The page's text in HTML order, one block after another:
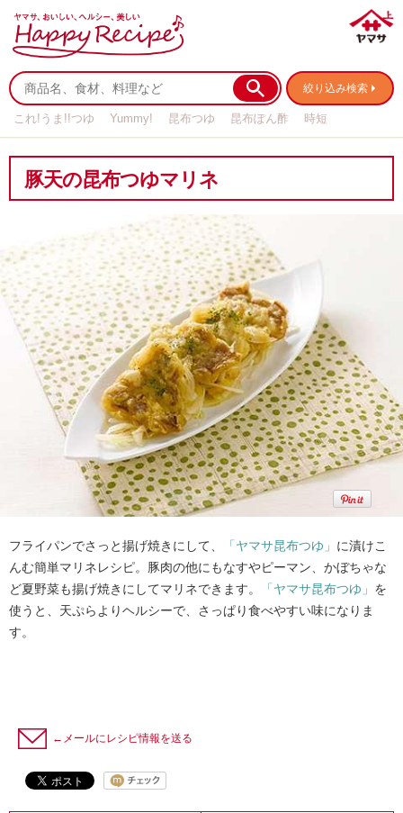
絞り込み検索
これ!うま!!つゆ Yummy! 昆布つゆ 昆布ぽん酢
時短
豚天の昆布つゆマリネ
フライパンでさっと揚げ焼きにして、 「ヤマサ昆布つゆ」 に漬けこ
んむ簡単マリネレシピ。豚肉の他にもなすやピーマン、かぼちゃな
ど夏野菜も揚げ焼きにしてマリネできます。
「ヤマサ昆布つゆ」 を
使うと、天ぷらよりヘルシーで、さっぱり食べやすい味になりま
す。
←メールにレシピ情報を送る